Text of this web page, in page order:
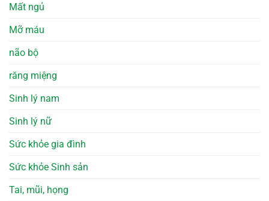
Mất ngủ
Mỡ máu
não bộ
răng miệng
Sinh lý nam
Sinh lý nữ
Sức khỏe gia đình
Sức khỏe Sinh sản
Tai, mũi, họng